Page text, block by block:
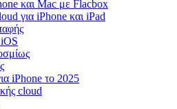
και Mac με Flacbox
για iPhone και iPad
iPhone το 2025
cloud